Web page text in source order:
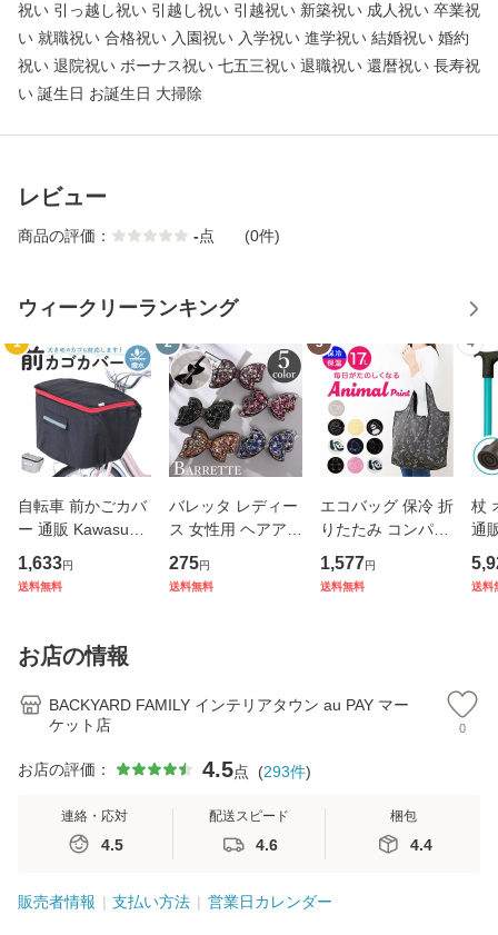
祝い 引っ越し祝い 引越し祝い 引越祝い 新築祝い 成人祝い 卒業祝
い 就職祝い 合格祝い 入園祝い 入学祝い 進学祝い 結婚祝い 婚約
祝い 退院祝い ボーナス祝い 七五三祝い 退職祝い 還暦祝い 長寿祝
い 誕生日 お誕生日 大掃除
レビュー
商品の評価： -点 (0件)
ウィークリーランキング
1
自転車 前かごカバ
ー 通販 Kawasumi
カワスミ 前カゴカ
バー バスケット カ
カバー 前 Keia＋
かわ
1,633円
送料無料
2
バレッタ レディー
ス 女性用 ヘアアク
セサリー リボン ラ
インストーン キラ
275円
送料無料
3
エコバッグ 保冷 折
りたたみ コンパク
ト 通販 エコバック
アニマル柄 エコ バ
1,577円
送料無料
4
杖
通
杖
本
送料
お店の情報
BACKYARD FAMILY インテリアタウン au PAY マー
ケット店
0
お店の評価： 4.5点 (293件)
連絡・応対
4.5
配送スピード
4.6
梱包
4.4
販売者情報 支払い方法 営業日カレンダー